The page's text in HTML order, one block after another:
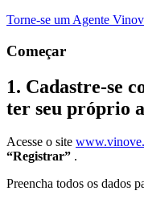
Torne-se um Agente
Começar
1. Cadastre-se
ter seu próprio
Acesse o site
“Registrar” .
Preencha todos os dados